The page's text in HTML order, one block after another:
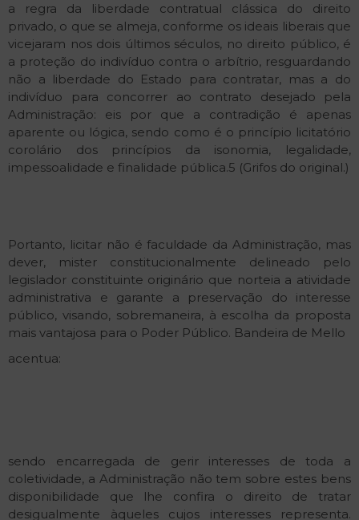
a regra da liberdade contratual clássica do direito
privado, o que se almeja, conforme os ideais liberais que
vicejaram nos dois últimos séculos, no direito público, é
a proteção do indivíduo contra o arbítrio, resguardando
não a liberdade do Estado para contratar, mas a do
indivíduo para concorrer ao contrato desejado pela
Administração: eis por que a contradição é apenas
aparente ou lógica, sendo como é o princípio licitatório
corolário dos princípios da isonomia, legalidade,
impessoalidade e finalidade pública.5 (Grifos do original.)
Portanto, licitar não é faculdade da Administração, mas
dever, mister constitucionalmente delineado pelo
legislador constituinte originário que norteia a atividade
administrativa e garante a preservação do interesse
público, visando, sobremaneira, à escolha da proposta
mais vantajosa para o Poder Público. Bandeira de Mello
acentua:
sendo encarregada de gerir interesses de toda a
coletividade, a Administração não tem sobre estes bens
disponibilidade que lhe confira o direito de tratar
desigualmente àqueles cujos interesses representa.